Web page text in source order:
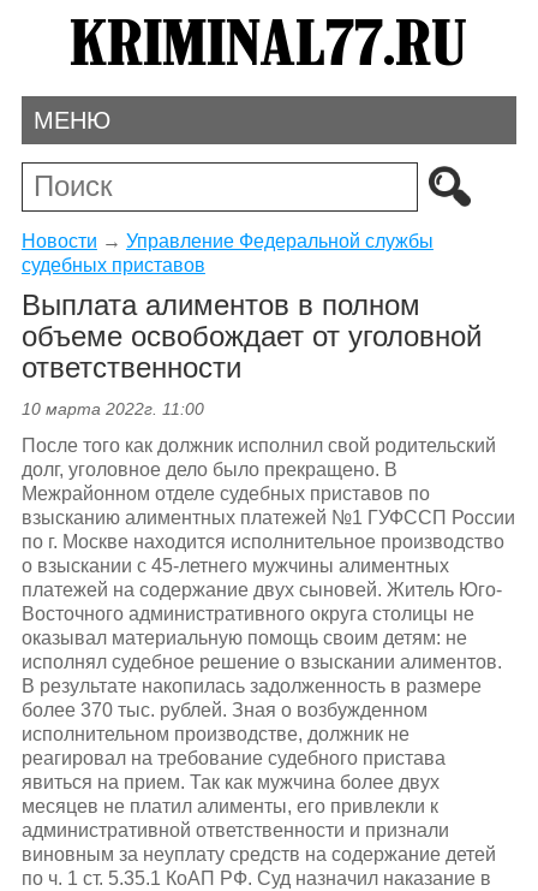
МЕНЮ
Новости → Управление Федеральной службы
судебных приставов
Выплата алиментов в полном
объеме освобождает от уголовной
ответственности
10 марта 2022г. 11:00
После того как должник исполнил свой родительский
долг, уголовное дело было прекращено. В
Межрайонном отделе судебных приставов по
взысканию алиментных платежей №1 ГУФССП России
по г. Москве находится исполнительное производство
о взыскании с 45-летнего мужчины алиментных
платежей на содержание двух сыновей. Житель Юго-
Восточного административного округа столицы не
оказывал материальную помощь своим детям: не
исполнял судебное решение о взыскании алиментов.
В результате накопилась задолженность в размере
более 370 тыс. рублей. Зная о возбужденном
исполнительном производстве, должник не
реагировал на требование судебного пристава
явиться на прием. Так как мужчина более двух
месяцев не платил алименты, его привлекли к
административной ответственности и признали
виновным за неуплату средств на содержание детей
по ч. 1 ст. 5.35.1 КоАП РФ. Суд назначил наказание в